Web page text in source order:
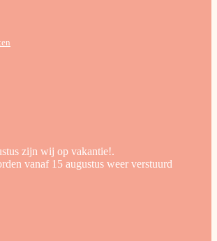
zijn wij op vakantie!.
vanaf 15 augustus weer verstuurd